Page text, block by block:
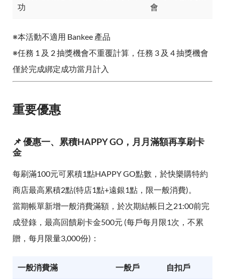
功
會
※本活動不適用 Bankee 產品
※任務 1 及 2 抽獎機會不重覆計算，任務 3 及 4 抽獎機會
僅於完成綁定成功當月計入
重要優惠
📌 優惠一、累積HAPPY GO，月月滿額再享刷卡
金
每刷滿100元可累積1點HAPPY GO點數，於快樂購特約
商店最高累積2點(特店1點+遠銀1點，限一般消費)。
當期帳單新增一般消費滿額，於次期結帳日之21:00前完
成登錄，最高回饋刷卡金500元 (每戶每月限1次，不累
贈，每月限量3,000份)：
一般消費滿 一般戶 自扣戶